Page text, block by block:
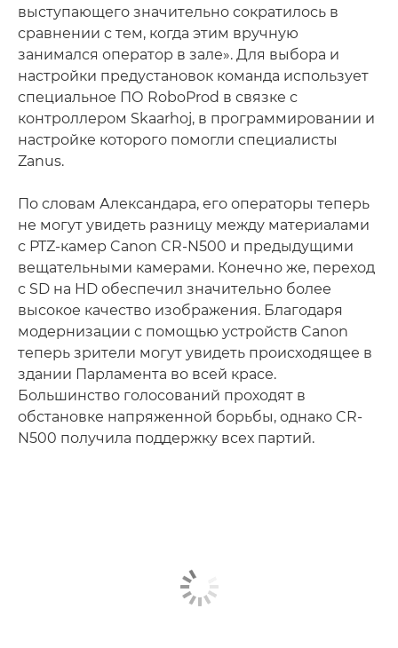
выступающего значительно сократилось в
сравнении с тем, когда этим вручную
занимался оператор в зале». Для выбора и
настройки предустановок команда использует
специальное ПО RoboProd в связке с
контроллером Skaarhoj, в программировании и
настройке которого помогли специалисты
Zanus.
По словам Александара, его операторы теперь
не могут увидеть разницу между материалами
с PTZ-камер Canon CR-N500 и предыдущими
вещательными камерами. Конечно же, переход
с SD на HD обеспечил значительно более
высокое качество изображения. Благодаря
модернизации с помощью устройств Canon
теперь зрители могут увидеть происходящее в
здании Парламента во всей красе.
Большинство голосований проходят в
обстановке напряженной борьбы, однако CR-
N500 получила поддержку всех партий.